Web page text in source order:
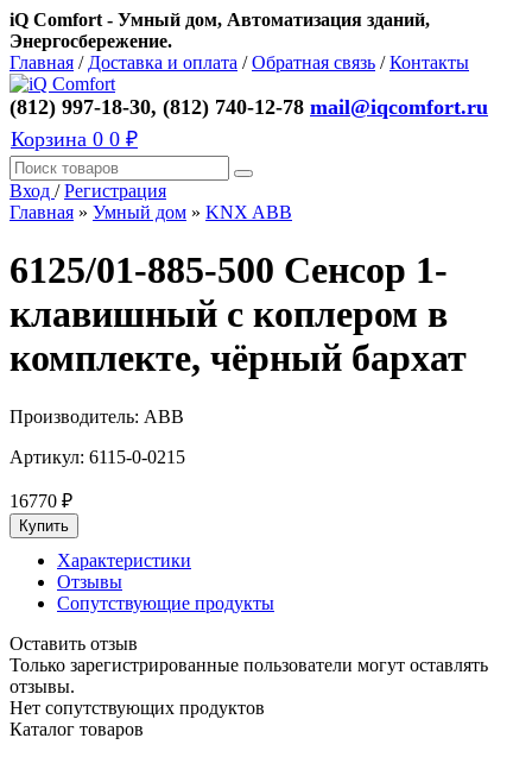
iQ Comfort - Умный дом, Автоматизация зданий,
Энергосбережение.
Главная / Доставка и оплата /Обратная связь /Контакты
(812) 997-18-30, (812) 740-12-78 mail@iqcomfort.ru
Корзина 0 0 ₽
Вход /Регистрация
Главная » Умный дом » KNX ABB
6125/01-885-500 Сенсор 1-
клавишный с коплером в
комплекте, чёрный бархат
Производитель: ABB
Артикул: 6115-0-0215
16770 ₽
Характеристики
Отзывы
Сопутствующие продукты
Оставить отзыв
Только зарегистрированные пользователи могут оставлять
отзывы.
Нет сопутствующих продуктов
Каталог товаров